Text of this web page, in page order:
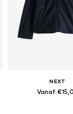
NEXT
Vanaf